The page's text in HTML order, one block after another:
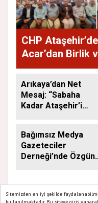
Sitemizden en iyi şekilde
CHP
Acar’dan Birlik
Arıkaya’dan Net
Mesaj: “Sabaha
Kadar Ataşehir’i
Bağımsız Medya
Gazeteciler
Derneği’nde Özgün